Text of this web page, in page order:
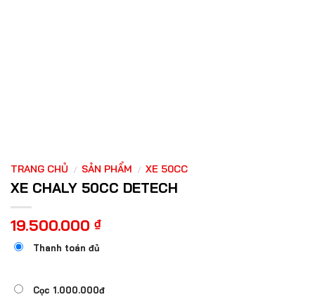
TRANG CHỦ / SẢN PHẨM / XE 50CC
XE CHALY 50CC DETECH
19.500.000 ₫
Thanh toán đủ
Cọc 1.000.000đ